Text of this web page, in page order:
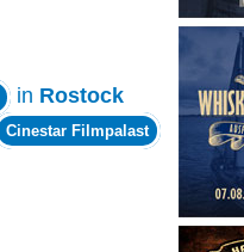
in Rostock
Cinestar Filmpalast